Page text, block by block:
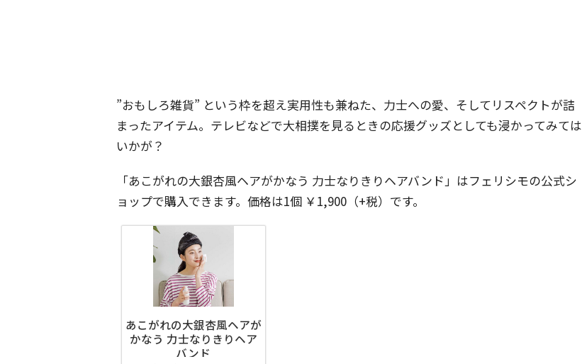
”おもしろ雑貨” という枠を超え実用性も兼ねた、力士への愛、そしてリスペクトが詰
まったアイテム。テレビなどで大相撲を見るときの応援グッズとしても浸かってみては
いかが？
「あこがれの大銀杏風ヘアがかなう 力士なりきりヘアバンド」はフェリシモの公式シ
ョップで購入できます。価格は1個 ￥1,900（+税）です。
あこがれの大銀杏風ヘアが
かなう 力士なりきりヘア
バンド